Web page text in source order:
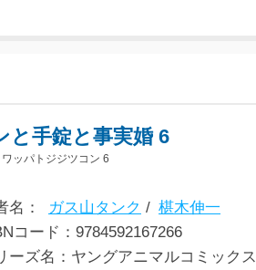
と手錠と事実婚 6
ッパトジジツコン 6
名： ガス山タンク / 椹木伸一
コード：9784592167266
ーズ名：ヤングアニマルコミックス